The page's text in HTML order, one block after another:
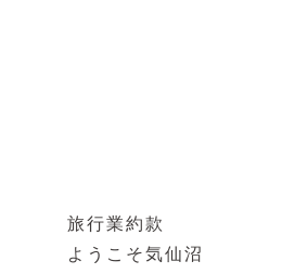
旅行業約款
ようこそ気仙沼